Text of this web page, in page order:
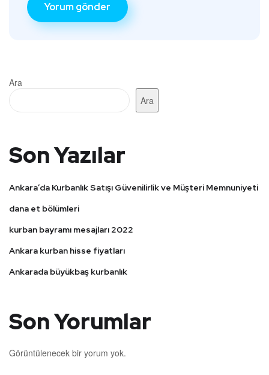
Ara
Ara
Son Yazılar
Ankara’da Kurbanlık Satışı Güvenilirlik ve Müşteri Memnuniyeti
dana et bölümleri
kurban bayramı mesajları 2022
Ankara kurban hisse fiyatları
Ankarada büyükbaş kurbanlık
Son Yorumlar
Görüntülenecek bir yorum yok.